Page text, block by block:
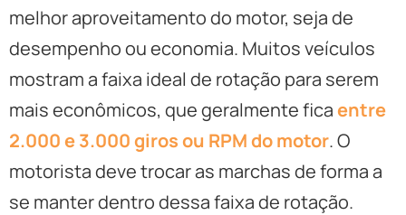
melhor aproveitamento do motor, seja de
desempenho ou economia. Muitos veículos
mostram a faixa ideal de rotação para serem
mais econômicos, que geralmente ficaentre
2.000 e 3.000 giros ou RPM do motor. O
motorista deve trocar as marchas de forma a
se manter dentro dessa faixa de rotação.